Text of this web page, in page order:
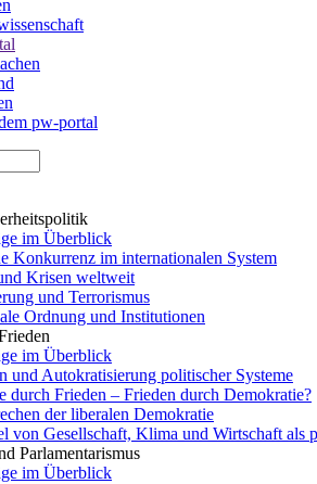
pw-portal
im Überblick
Konkurrenz im internationalen System
Krisen weltweit
und Terrorismus
Ordnung und Institutionen
im Überblick
und Autokratisierung politischer Systeme
durch Frieden – Frieden durch Demokratie?
der liberalen Demokratie
von Gesellschaft, Klima und Wirtschaft als
Parlamentarismus
im Überblick